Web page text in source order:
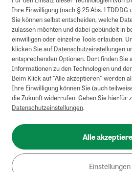
Ihre Einwilligung (nach § 25 Abs. 1 TDDDG
Sie können selbst entscheiden, welche
zulassen möchten und dabei gebündelt in
einwilligen oder einzelne Tools erlauben.
klicken Sie aufDatenschutzeinstellungen
entsprechenden Optionen. Dort finden Sie
Informationen zu den Technologien und
Beim Klick auf "Alle akzeptieren" werden
Ihre Einwilligung können Sie (auch
die Zukunft widerrufen. Gehen Sie hierfür
Datenschutzeinstellungen.
Alle
Einstellungen